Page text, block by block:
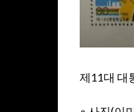
제11대 대